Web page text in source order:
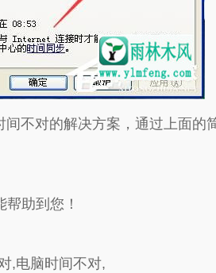
间不对的解决方案，通过上面的
助到您！
,电脑时间不对,